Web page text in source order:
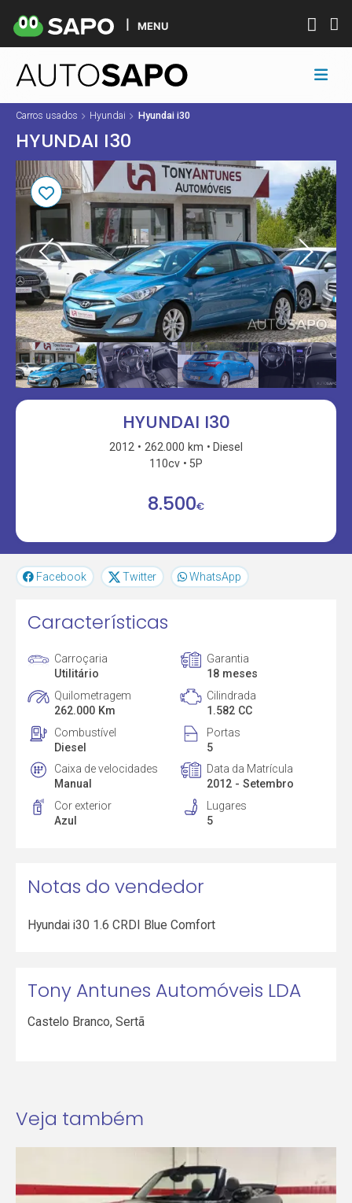
MENU
Carros usados Hyundai Hyundai i30
HYUNDAI I30
HYUNDAI I30
2012 262.000 km
Diesel
110cv
5P
8.500€
Facebook Twitter WhatsApp
Características
Carroçaria
Utilitário
Garantia
18 meses
Quilometragem
262.000 Km
Cilindrada
1.582 CC
Combustível
Diesel
Portas
5
Caixa de velocidades
Manual
Data da Matrícula
2012 - Setembro
Cor exterior
Azul
Lugares
5
Notas do vendedor
Hyundai i30 1.6 CRDI Blue Comfort
Tony Antunes Automóveis LDA
Castelo Branco,Sertã
Veja também